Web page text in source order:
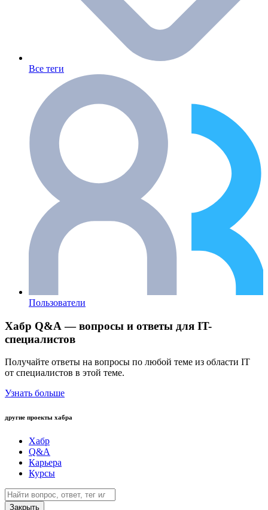
Все теги
Пользователи
Хабр Q&A — вопросы и ответы для IT-
специалистов
Получайте ответы на вопросы по любой теме из области IT
от специалистов в этой теме.
Узнать больше
другие проекты хабра
Хабр
Q&A
Карьера
Курсы
Закрыть